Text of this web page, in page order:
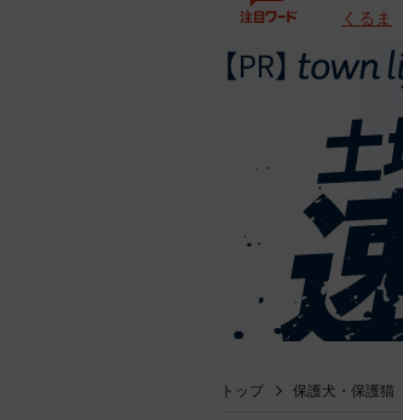
くるま
トップ 保護犬・保護猫